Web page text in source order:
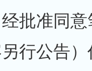
批准同
行公告